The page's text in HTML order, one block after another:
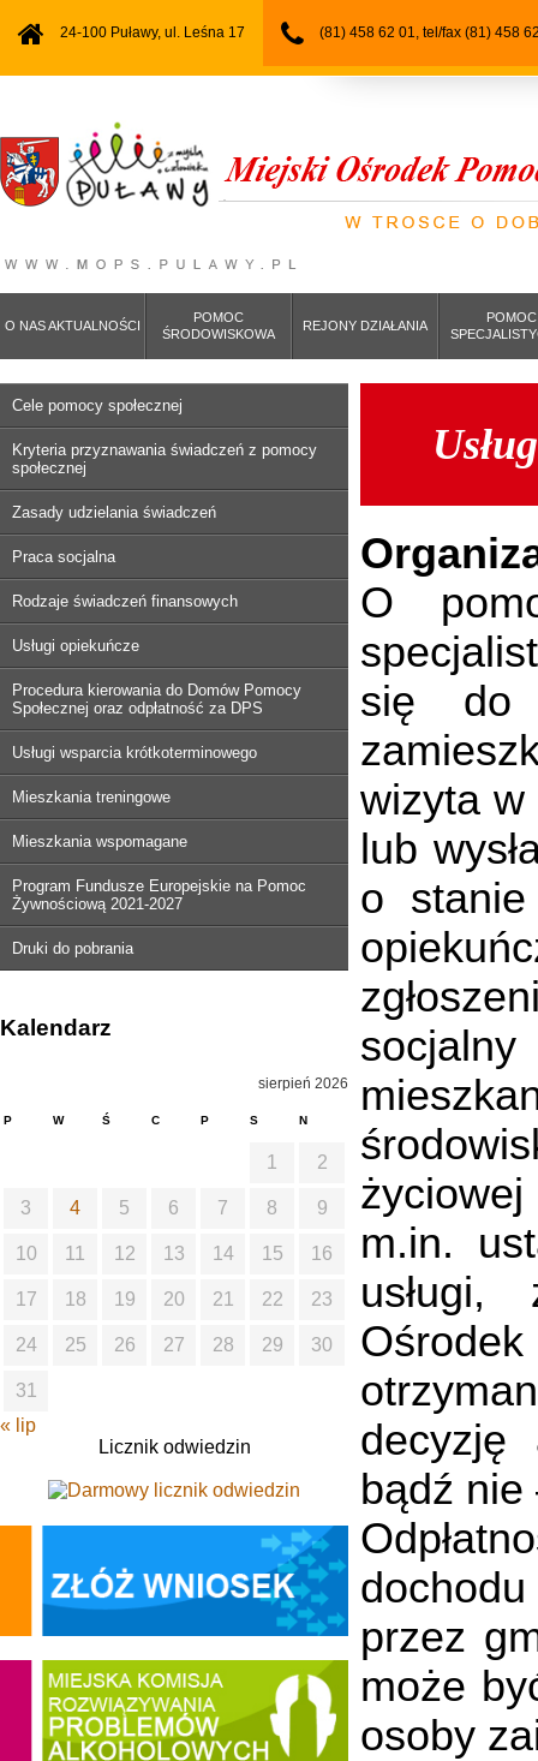
24-100 Puławy, ul. Leśna 17 (81) 458 62 01, tel/fax (81) 458
O NAS AKTUALNOŚCI
POMOC
ŚRODOWISKOWA
REJONY DZIAŁANIA
POMOC
O
się do
wizyta w
lub
o stanie
m.in.
usługi,
decyzję
bądź
przez
może
osoby
Cele pomocy społecznej
Kryteria przyznawania świadczeń z pomocy
społecznej
Zasady udzielania świadczeń
Praca socjalna
Rodzaje świadczeń finansowych
Usługi opiekuńcze
Procedura kierowania do Domów Pomocy
Społecznej oraz odpłatność za DPS
Usługi wsparcia krótkoterminowego
Mieszkania treningowe
Mieszkania wspomagane
Program Fundusze Europejskie na Pomoc
Żywnościową 2021-2027
Druki do pobrania
Kalendarz
sierpień 2026
P W Ś C P S N
1 2
3 4 5 6 7 8 9
10 11 12 13 14 15 16
17 18 19 20 21 22 23
24 25 26 27 28 29 30
31
« lip
Licznik odwiedzin